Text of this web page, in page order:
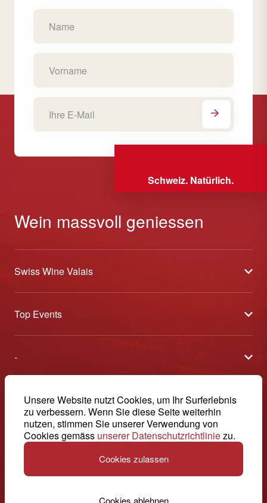
Unsere Website nutzt Cookies, um Ihr Surferlebnis
zu verbessern. Wenn Sie diese Seite weiterhin
nutzen, stimmen Sie unserer Verwendung von
Cookies gemäss unserer Datenschutzrichtliniezu.
Cookies zulassen
Cookies ablehnen
Schweiz. Natürlich.
Wein massvoll geniessen
Swiss Wine Valais
Über uns
Allgemeine Geschäftsbedingungen
Top Events
Offene Weinkeller
Tavolata
Etoiles du Valais
-
Swiss Wine Valais - Avenue de la Gare 2 - CP 144 - 1964
+41 27 345 40 80
info@swisswinevalais.ch
Impressum
Deutsch (Schweiz)